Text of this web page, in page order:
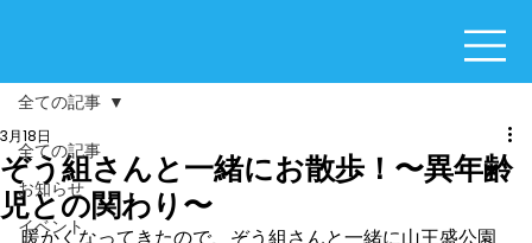
全ての記事
お知らせ
イベント
全ての記事
ぞう組さんと一緒にお散歩！〜異年齢
児との関わり〜
3月18日